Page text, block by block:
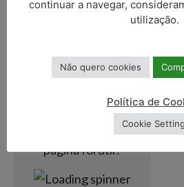
MAIS
MAIS
Conteúdo atualizado em 24
A informação desta
página foi útil?
continuar a navegar,
utilização.
Não quero cookies
Política de
Cookie